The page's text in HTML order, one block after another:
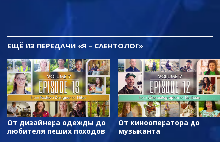
ЕЩЁ ИЗ ПЕРЕДАЧИ «Я – САЕНТОЛОГ»
От дизайнера одежды до
любителя пеших походов
От кинооператора до
музыканта